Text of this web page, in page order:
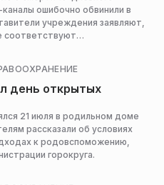
ошибочно обвинили в
учреждения заявляют,
соответствуют
день открытых
21 июля в родильном доме
рассказали об условиях
к родовспоможению,
горокруга.